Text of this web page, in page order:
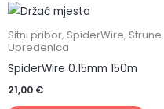
Sitni pribor, SpiderWire, Strune,
Upredenica
SpiderWire 0.15mm 150m
21,00 €